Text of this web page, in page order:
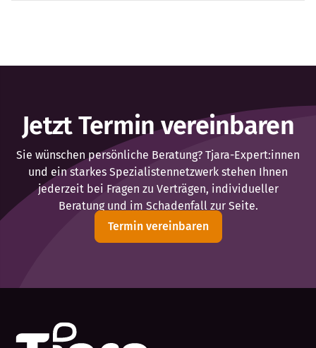
Jetzt Termin vereinbaren
Sie wünschen persönliche Beratung? Tjara-Expert:innen
und ein starkes Spezialistennetzwerk stehen Ihnen
jederzeit bei Fragen zu Verträgen, individueller
Beratung und im Schadenfall zur Seite.
Termin vereinbaren